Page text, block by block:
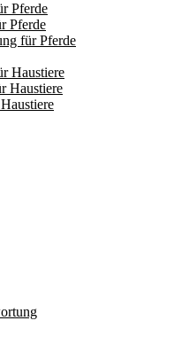
Pferde
Pferde
für Pferde
Haustiere
Haustiere